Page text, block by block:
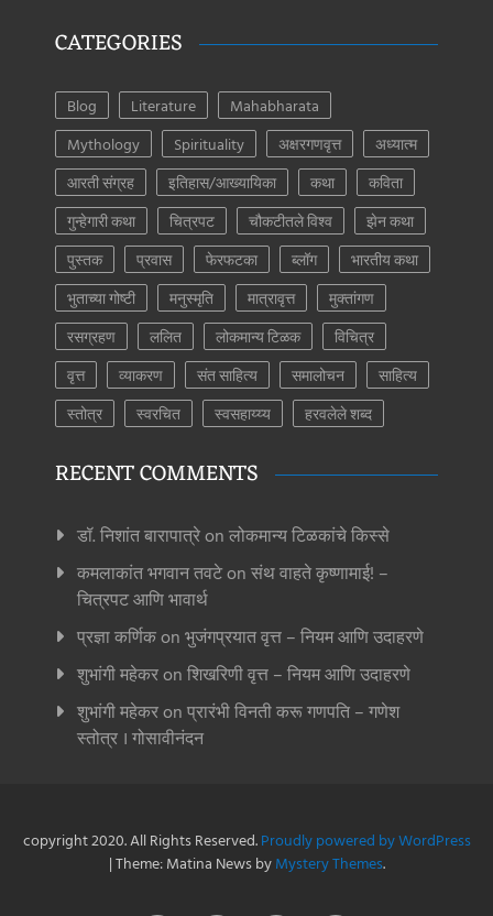
CATEGORIES
Blog Literature
Mahabharata
Mythology
Spirituality अक्षरगणवृत्त
अध्यात्म
आरती संग्रह
इतिहास/आख्यायिका कथा
कविता
गुन्हेगारी कथा
चित्रपट चौकटीतले विश्व
झेन कथा
पुस्तक
प्रवास फेरफटका ब्लॉग
भारतीय कथा
भुताच्या गोष्टी
मनुस्मृति मात्रावृत्त
मुक्तांगण
रसग्रहण
ललित लोकमान्य टिळक
विचित्र
वृत्त
व्याकरण संत साहित्य समालोचन
साहित्य
स्तोत्र
स्वरचित स्वसहाय्य्य हरवलेले शब्द
RECENT COMMENTS
डॉ. निशांत बारापात्रेon लोकमान्य टिळकांचे किस्से
कमलाकांत भगवान तवटेon संथ वाहते कृष्णामाई! –
चित्रपट आणि भावार्थ
प्रज्ञा कर्णिकon भुजंगप्रयात वृत्त – नियम आणि उदाहरणे
शुभांगी महेकरon शिखरिणी वृत्त – नियम आणि उदाहरणे
शुभांगी महेकरon प्रारंभी विनती करू गणपति – गणेश
स्तोत्र । गोसावीनंदन
copyright 2020. All Rights Reserved.Proudly powered by WordPress
|Theme: Matina News byMystery Themes.